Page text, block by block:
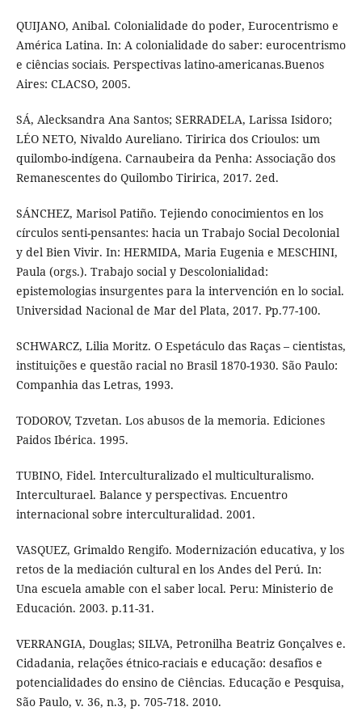
QUIJANO, Anibal. Colonialidade do poder, Eurocentrismo e
América Latina. In: A colonialidade do saber: eurocentrismo
e ciências sociais. Perspectivas latino-americanas.Buenos
Aires: CLACSO, 2005.
SÁ, Alecksandra Ana Santos; SERRADELA, Larissa Isidoro;
LÉO NETO, Nivaldo Aureliano. Tiririca dos Crioulos: um
quilombo-indígena. Carnaubeira da Penha: Associação dos
Remanescentes do Quilombo Tiririca, 2017. 2ed.
SÁNCHEZ, Marisol Patiño. Tejiendo conocimientos en los
círculos senti-pensantes: hacia un Trabajo Social Decolonial
y del Bien Vivir. In: HERMIDA, Maria Eugenia e MESCHINI,
Paula (orgs.). Trabajo social y Descolonialidad:
epistemologias insurgentes para la intervención en lo social.
Universidad Nacional de Mar del Plata, 2017. Pp.77-100.
SCHWARCZ, Lilia Moritz. O Espetáculo das Raças – cientistas,
instituições e questão racial no Brasil 1870-1930. São Paulo:
Companhia das Letras, 1993.
TODOROV, Tzvetan. Los abusos de la memoria. Ediciones
Paidos Ibérica. 1995.
TUBINO, Fidel. Interculturalizado el multiculturalismo.
Interculturael. Balance y perspectivas. Encuentro
internacional sobre interculturalidad. 2001.
VASQUEZ, Grimaldo Rengifo. Modernización educativa, y los
retos de la mediación cultural en los Andes del Perú. In:
Una escuela amable con el saber local. Peru: Ministerio de
Educación. 2003. p.11-31.
VERRANGIA, Douglas; SILVA, Petronilha Beatriz Gonçalves e.
Cidadania, relações étnico-raciais e educação: desafios e
potencialidades do ensino de Ciências. Educação e Pesquisa,
São Paulo, v. 36, n.3, p. 705-718. 2010.